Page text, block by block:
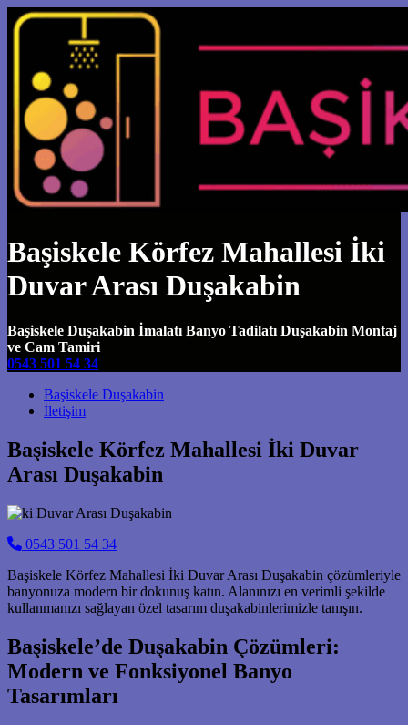
Başiskele Körfez Mahallesi İki
Duvar Arası Duşakabin
Başiskele Duşakabin İmalatı Banyo Tadilatı Duşakabin Montaj
ve Cam Tamiri
0543 501 54 34
Main Navigation
Başiskele Duşakabin
İletişim
Başiskele Körfez Mahallesi İki Duvar
Arası Duşakabin
0543 501 54 34
Başiskele Körfez Mahallesi İki Duvar Arası Duşakabin çözümleriyle
banyonuza modern bir dokunuş katın. Alanınızı en verimli şekilde
kullanmanızı sağlayan özel tasarım duşakabinlerimizle tanışın.
Başiskele’de Duşakabin Çözümleri:
Modern ve Fonksiyonel Banyo
Tasarımları